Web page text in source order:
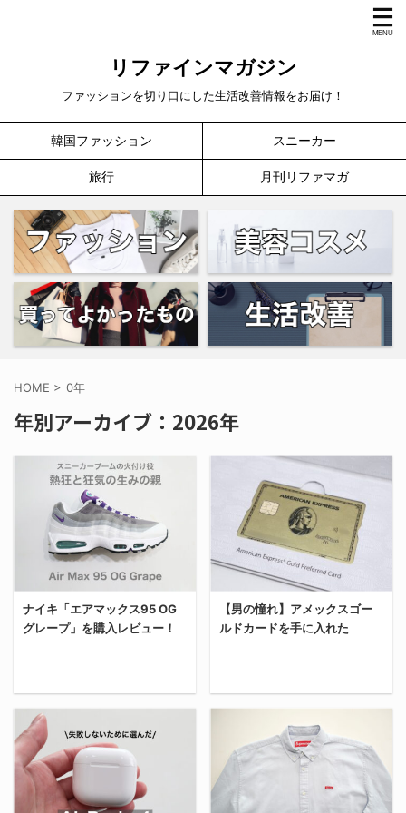
リファインマガジン
ファッションを切り口にした生活改善情報をお届け！
韓国ファッション スニーカー
旅行 月刊リファマガ
HOME > 0年
年別アーカイブ：2026年
ナイキ「エアマックス95 OG
グレープ」を購入レビュー！
今回は、元祖スニーカー
ブームの火付け役「Air
Max 95」のOG（オリジ
ナル再現モデル）を購入
したから、サイズ感や履
き心地含めてレビューす
【男の憧れ】アメックスゴー
ルドカードを手に入れた
ついに手に入れた。憧れ
のアメックスゴールド
を。 今回は「アメックス
ゴールドプリファード」
カードを手に入れたか
ら、カードの開封からメ